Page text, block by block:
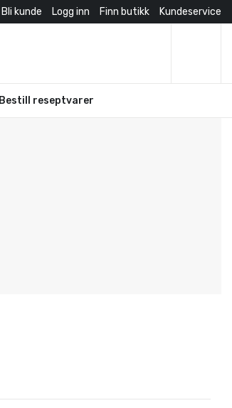
Bli kunde Logg inn Finn butikk Kundeservice
Bestill reseptvarer